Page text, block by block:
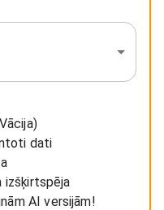
dati
izšķirtspēja
AI versijām!